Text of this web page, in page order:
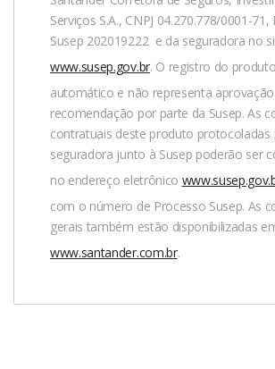
reembolso.br@universal-
Via APP: BAIXE O APLICATIVO DE
ENTRE EM CONTATO CONOSCO:
Abra o aplicativo “Universal
utilizando seu CPF e clique em “Solicitar
para ser atendido
Após o contato, siga todas as
especialistas para a realização de seu
Caso seu atendimento não seja
Serviços S.A., CNPJ 04.270.778/0001-71,
Susep 202019222 e da seguradora no
www.susep.gov.br. O registro do
automático e não representa
recomendação por parte da Susep. As
contratuais deste produto protocoladas
seguradora junto à Susep poderão ser
no endereço eletrônico
com o número de Processo Susep. As
gerais também estão disponibilizadas
www.santander.com.br.